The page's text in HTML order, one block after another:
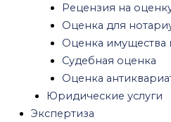
Рецензия на
Оценка для
Оценка имущества
Судебная оценка
Оценка
Юридические услуги
Экспертиза
Экспертиза
Пожарная экспертиза
Экспертиза